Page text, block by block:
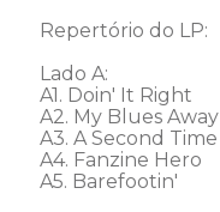
Repertório do LP:
Lado A:
A1. Doin' It Right
A2. My Blues Away
A3. A Second Time
A4. Fanzine Hero
A5. Barefootin'